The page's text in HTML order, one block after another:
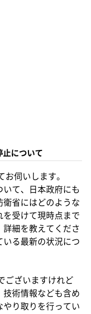
について
伺いします。
て、日本政府にも
省にはどのような
受けて現時点まで
細を教えてくださ
る最新の状況につ
ございますけれど
術情報なども含め
り取りを行ってい